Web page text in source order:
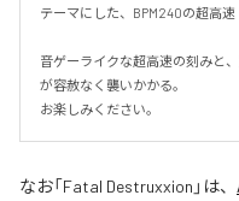
テーマにした、BPM240の超高
音ゲーライクな超高速の刻みと、
が容赦なく襲いかかる。
お楽しみください。
なお「Fatal Destruxxion 」は、